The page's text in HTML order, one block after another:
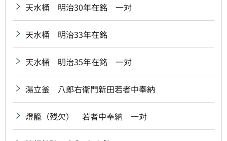
天水桶 明治30年在銘 一対
天水桶 明治33年在銘
天水桶 明治35年在銘 一対
湯立釜 八郎右衛門新田若者中奉納
燈籠（残欠） 若者中奉納 一対